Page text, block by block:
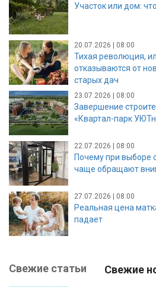
Участок или дом:
20.07.2026 | 08:00
Тихая революция,
отказываются от
старых дач
23.07.2026 | 08:00
Завершение
«Квартал-парк
22.07.2026 | 08:00
Почему при выборе
чаще обращают
27.07.2026 | 08:00
Реальная цена
падает
Свежие статьи Свежие